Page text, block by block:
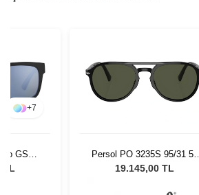
+7
GSG
Gözlüğü
TL
Persol PO 3235S 95/31 55
Unisex Güneş Gözlüğü
19.145,00 TL